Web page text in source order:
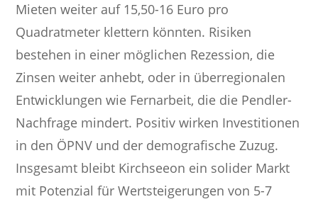
Mieten weiter auf 15,50-16 Euro pro
Quadratmeter klettern könnten. Risiken
bestehen in einer möglichen Rezession, die
Zinsen weiter anhebt, oder in überregionalen
Entwicklungen wie Fernarbeit, die die Pendler-
Nachfrage mindert. Positiv wirken Investitionen
in den ÖPNV und der demografische Zuzug.
Insgesamt bleibt Kirchseeon ein solider Markt
mit Potenzial für Wertsteigerungen von 5-7